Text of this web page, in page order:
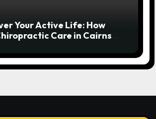
Your Active Life: How
Care in Cairns